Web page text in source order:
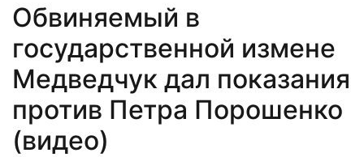
Обвиняемый в
государственной измене
Медведчук дал показания
против Петра Порошенко
(видео)